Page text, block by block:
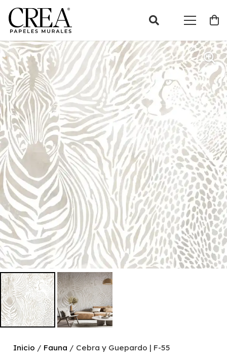
Inicio / Fauna / Cebra y Guepardo | F-55